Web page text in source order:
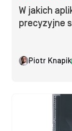
W jakich
precyzyjne
Piotr Knapik